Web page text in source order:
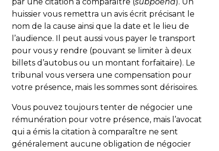
huissier vous remettra un avis écrit précisant le
nom de la cause ainsi que la date et le lieu de
l’audience. Il peut aussi vous payer le transport
pour vous y rendre (pouvant se limiter à deux
billets d’auto­bus ou un montant forfaitaire). Le
tribunal vous versera une compensation pour
votre présence, mais les sommes sont dérisoires.
Vous pouvez toujours tenter de négocier une
rémunération pour votre présence, mais l’avocat
qui a émis la citation à comparaître ne sent
généralement aucune obligation de négocier